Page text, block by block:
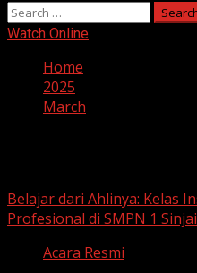
Search
for:
Watch Online
Home
2025
March
Belajar dari Ahlinya: Kelas
Profesional di SMPN 1 Sinjai
Acara Resmi